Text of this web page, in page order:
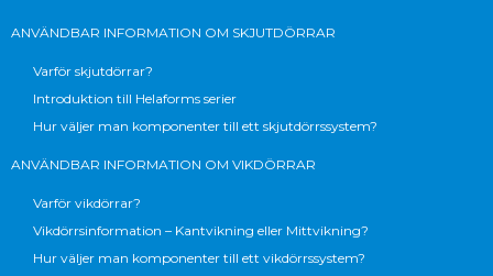
ANVÄNDBAR INFORMATION OM SKJUTDÖRRAR
Varför skjutdörrar?
Introduktion till Helaforms serier
Hur väljer man komponenter till ett skjutdörrssystem?
ANVÄNDBAR INFORMATION OM VIKDÖRRAR
Varför vikdörrar?
Vikdörrsinformation – Kantvikning eller Mittvikning?
Hur väljer man komponenter till ett vikdörrssystem?